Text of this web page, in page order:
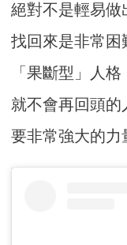
絕對不是輕易做
找回來是非常困
「果斷型」人
就不會再回頭的
要非常強大的力